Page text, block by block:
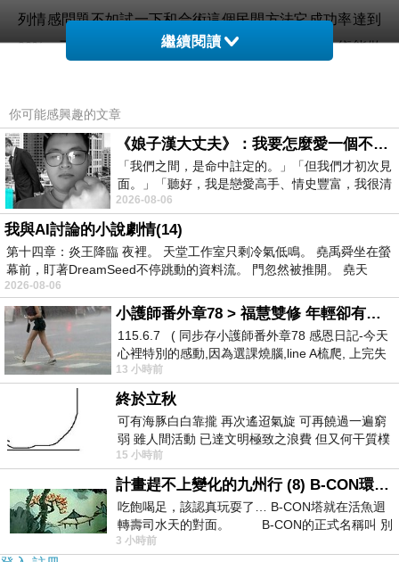
列情感問題不如試一下和合術這個民間方法它成功率達到
90%，已幫助無數人挽回自己的生活，真正的和合術能做
常見婚姻問題二、孩子的教育問題
孩子的教育問題成為婚姻問題中最常見的婚姻問題之一。
孩子的教育問題還會引起婆媳關係的問題，所以，這是很
嚴重的婚姻常見的問題。孩子的教育固然重要，但是因此
而導致婚姻問題出現，甚至家庭的破碎，就得不償失了。
所以，在對待這個婚姻問題的時候，一定要慎重，避免由
此引發的新的婚姻問題。
常見婚姻問題三、溝通問題
從不出現矛盾的交流是不存在的，因為每個人都來自不同
的成長環境，有着不同的人生經歷，沒有人可以完全無誤
的理解另一個人的言行。矛盾的出現是無可避免的，但出
現矛盾後如何應對解決才是最重要的。溝通就是一種罪有
效的方式。很多婚姻問題都可以通過溝通解決。 良好的溝
通需要處於一個不被打擾的環境。你們可以等孩子們都睡
了後，把手機調成震動，讓電話留言機接聽電話，和他
(她)促膝長談。如果你們總是忍不住大聲爭吵，你們可以
繼續閱讀
你可能感興趣的文章
《娘子漢大丈夫》：我要怎麼愛一個不存在的人？
「我們之間，是命中註定的。」「但我們才初次見
面。」「聽好，我是戀愛高手、情史豐富，我很清
楚這種感覺，你我之間的那種感覺，現
2026-08-06
我與AI討論的小說劇情(14)
第十四章：炎王降臨 夜裡。 天堂工作室只剩冷氣低鳴。 堯禹舜坐在螢
幕前，盯著DreamSeed不停跳動的資料流。 門忽然被推開。 堯天
2026-08-06
小護師番外章78 > 福慧雙修 年輕卻有個老靈魂 ㄑ金剛經〉podcast
115.6.7 ( 同步存小護師番外章78 感恩日記-今天
心裡特別的感動,因為選課燒腦,line A梳爬, 上完失
智課的她,特來傾
13 小時前
終於立秋
可有海豚白白靠攏 再次遙迢氣旋 可再饒過一遍窮
弱 雖人間活動 已達文明極致之浪費 但又何干質樸
者 只能白白陪葬
15 小時前
計畫趕不上變化的九州行 (8) B-CON環球塔
吃飽喝足，該認真玩耍了… B-CON塔就在活魚迴
轉壽司水天的對面。 B-CON的正式名稱叫 別
3 小時前